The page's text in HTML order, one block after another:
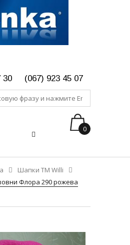
30 (067) 923 45 07
0
Шапки ТМ Willi
Флора 290 рожева